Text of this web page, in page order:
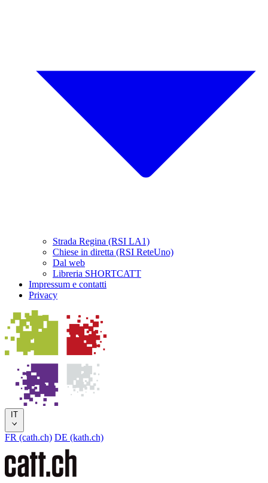
Strada Regina (RSI LA1)
Chiese in diretta (RSI ReteUno)
Dal web
Libreria SHORTCATT
Impressum e contatti
Privacy
IT
FR (cath.ch) DE (kath.ch)